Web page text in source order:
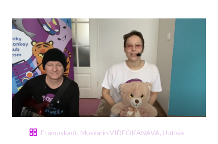
Etämuskarit, Muskarin VIDEOKANAVA, Uutisia